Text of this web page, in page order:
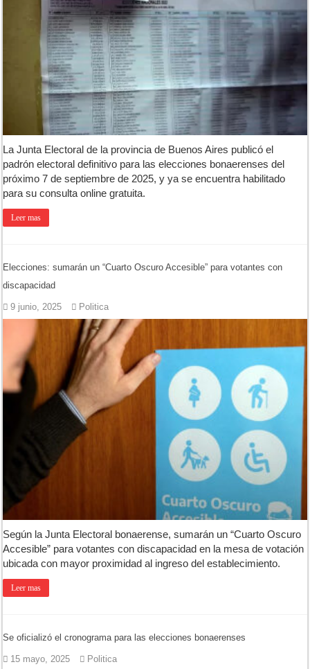
Luján volvió al Campeonato Provincial de bochas
Torres se prepara para una nueva fiesta gastronómica
Patentes: La Provincia lanzó un asistente virtual para consultar
La Junta Electoral de la provincia de Buenos Aires publicó el
padrón electoral definitivo para las elecciones bonaerenses del
próximo 7 de septiembre de 2025, y ya se encuentra habilitado
para su consulta online gratuita.
Leer mas
Elecciones: sumarán un “Cuarto Oscuro Accesible” para votantes con
discapacidad
9 junio, 2025 Politica
Según la Junta Electoral bonaerense, sumarán un “Cuarto Oscuro
Accesible” para votantes con discapacidad en la mesa de votación
ubicada con mayor proximidad al ingreso del establecimiento.
Leer mas
Se oficializó el cronograma para las elecciones bonaerenses
15 mayo, 2025 Politica